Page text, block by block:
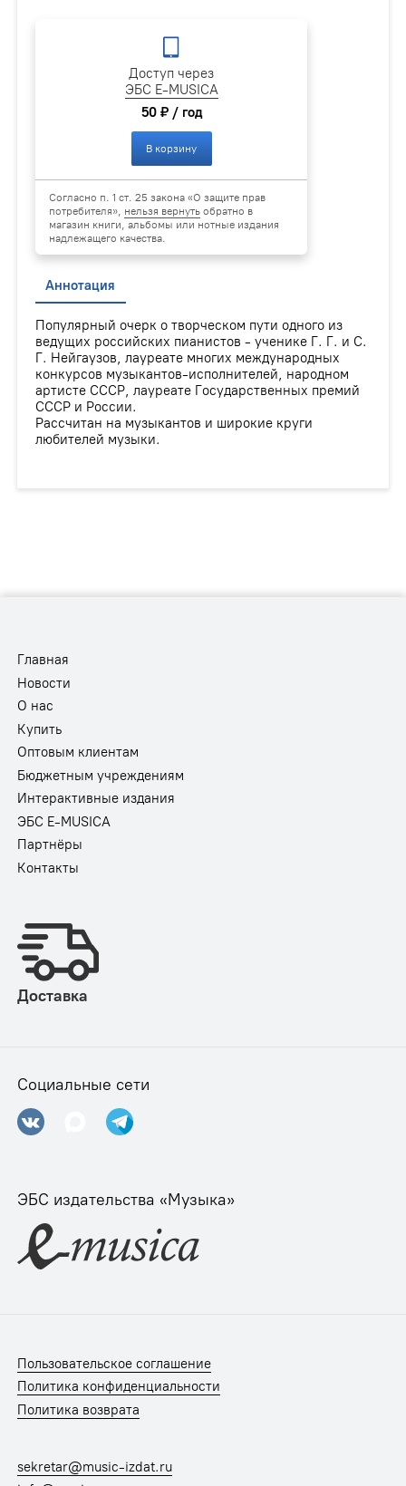
Доступ через
ЭБС E-MUSICA
50 ₽ / год
В корзину
Согласно п. 1 ст. 25 закона «О защите прав
потребителя», нельзя вернуть обратно в
магазин книги, альбомы или нотные издания
надлежащего качества.
Аннотация
Популярный очерк о творческом пути одного из
ведущих российских пианистов - ученике Г. Г. и С.
Г. Нейгаузов, лауреате многих международных
конкурсов музыкантов-исполнителей, народном
артисте СССР, лауреате Государственных премий
СССР и России.
Рассчитан на музыкантов и широкие круги
любителей музыки.
Главная
Новости
О нас
Купить
Оптовым клиентам
Бюджетным учреждениям
Интерактивные издания
ЭБС E-MUSICA
Партнёры
Контакты
Доставка
Социальные сети
ЭБС издательства «Музыка»
Пользовательское соглашение
Политика конфиденциальности
Политика возврата
sekretar@music-izdat.ru